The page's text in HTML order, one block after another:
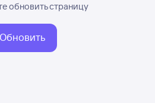
обновить страницу
Обновить